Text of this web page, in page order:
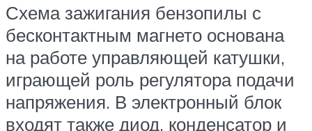
Схема зажигания бензопилы с
бесконтактным магнето основана
на работе управляющей катушки,
играющей роль регулятора подачи
напряжения. В электронный блок
входят также диод, конденсатор и